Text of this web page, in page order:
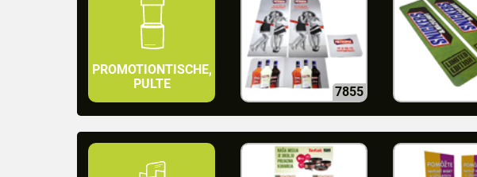
PROMOTIONTISCHE,
PULTE
7855